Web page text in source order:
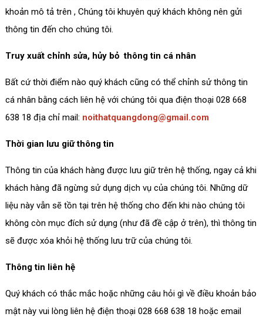
khoản mô tả trên , Chúng tôi khuyên quý khách không nên gửi
thông tin đến cho chúng tôi.
Truy xuất chỉnh sửa, hủy bỏ thông tin cá nhân
Bất cứ thời điểm nào quý khách cũng có thể chỉnh sử thông tin
cá nhân bằng cách liên hệ với chúng tôi qua điện thoại 028 668
638 18 địa chỉ mail: noithatquangdong@gmail.com
Thời gian lưu giữ thông tin
Thông tin của khách hàng được lưu giữ trên hệ thống, ngay cả khi
khách hàng đã ngừng sử dụng dịch vụ của chúng tôi. Những dữ
liệu này vẫn sẽ tồn tại trên hệ thống cho đến khi nào chúng tôi
không còn mục đích sử dụng (như đã đề cập ở trên), thì thông tin
sẽ được xóa khỏi hệ thống lưu trữ của chúng tôi.
Thông tin liên hệ
Quý khách có thắc mắc hoặc những câu hỏi gì về điều khoản bảo
mật này vui lòng liên hệ điện thoại 028 668 638 18 hoặc email